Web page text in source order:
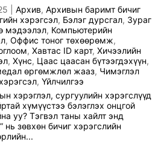
Архив, Архивын баримт бичиг
хэрэгсэл, Бэлэг дурсгал, Зураг
мэдээлэл, Компьютерийн
, Оффис тоног төхөөрөмж,
, Хавтас ID карт, Хичээлийн
, Хүнс, Цаас цаасан бүтээгдэхүүн,
өргөмжлөл жааз, Чимэглэл
, Үйлчилгээ
хэрэглэл, сургуулийн хэрэгслүүд
хүмүүстээ бэлэглэх онцгой
уу? Тэгвэл таны хайлт энд
зөвхөн бичиг хэрэгслийн